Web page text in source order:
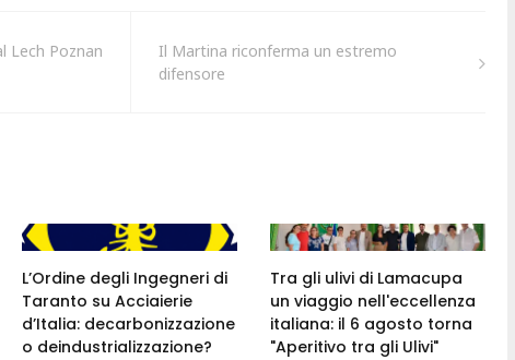
Lech Poznan
Il Martina riconferma un estremo
difensore
L’Ordine degli Ingegneri di
Taranto su Acciaierie
d’Italia: decarbonizzazione
o deindustrializzazione?
Tra gli ulivi di Lamacupa
un viaggio nell'eccellenza
italiana: il 6 agosto torna
"Aperitivo tra gli Ulivi"